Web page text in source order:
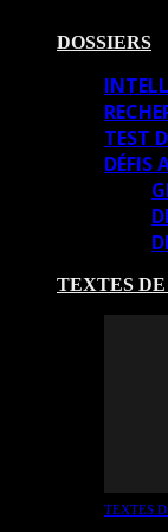
DOSSIERS
TEST
DÉFIS
TEXTES
TEXTES